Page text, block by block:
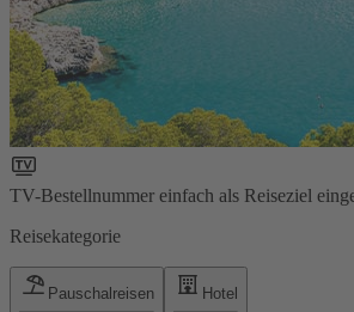
TV-Bestellnummer einfach als Reiseziel
Reisekategorie
Pauschalreisen Hotel